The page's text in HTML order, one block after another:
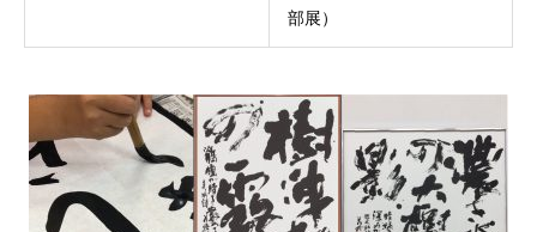
部展）